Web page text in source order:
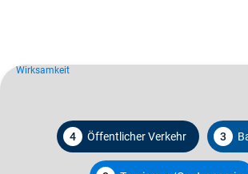
4 Öffentlicher Verkehr 3
Wirksamkeit